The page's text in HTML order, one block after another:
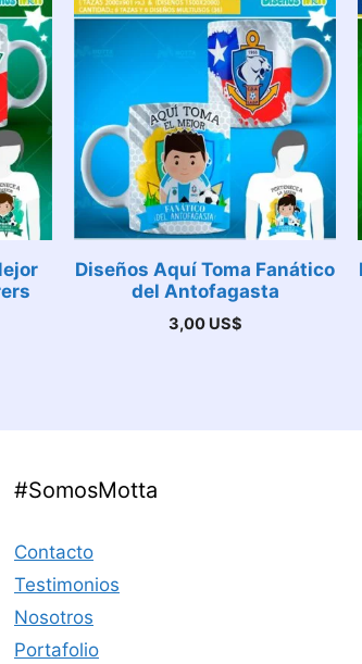
Diseños Aquí Toma Fanático
del Antofagasta
3,00 US$
#SomosMotta
Contacto
Testimonios
Nosotros
Portafolio